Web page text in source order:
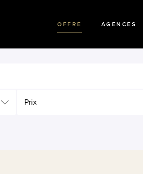
OFFRE AGENCES
Prix